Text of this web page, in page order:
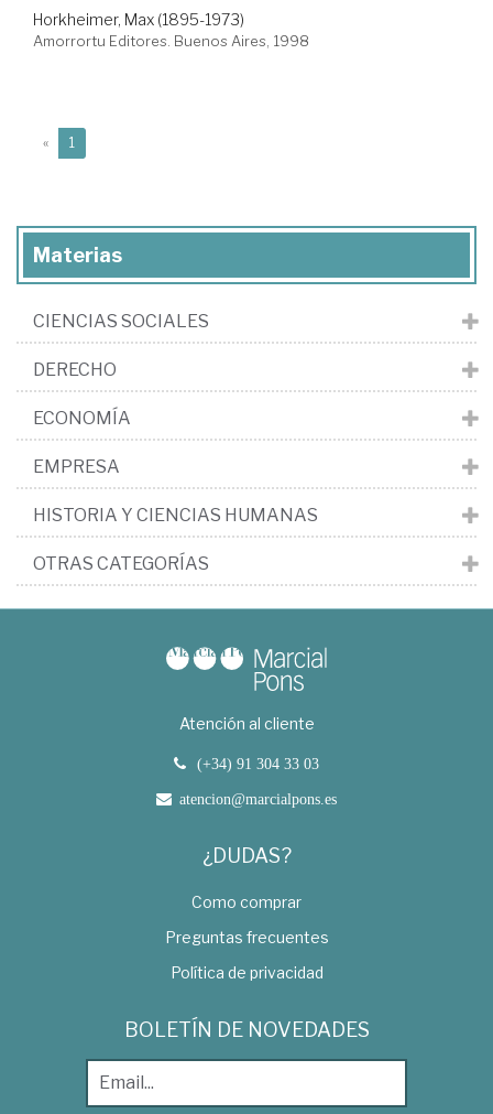
Horkheimer, Max (1895-1973)
Amorrortu Editores. Buenos Aires, 1998
« 1
Materias
CIENCIAS SOCIALES
DERECHO
ECONOMÍA
EMPRESA
HISTORIA Y CIENCIAS HUMANAS
OTRAS CATEGORÍAS
Atención al cliente
(+34) 91 304 33 03
atencion@marcialpons.es
¿DUDAS?
Como comprar
Preguntas frecuentes
Política de privacidad
BOLETÍN DE NOVEDADES